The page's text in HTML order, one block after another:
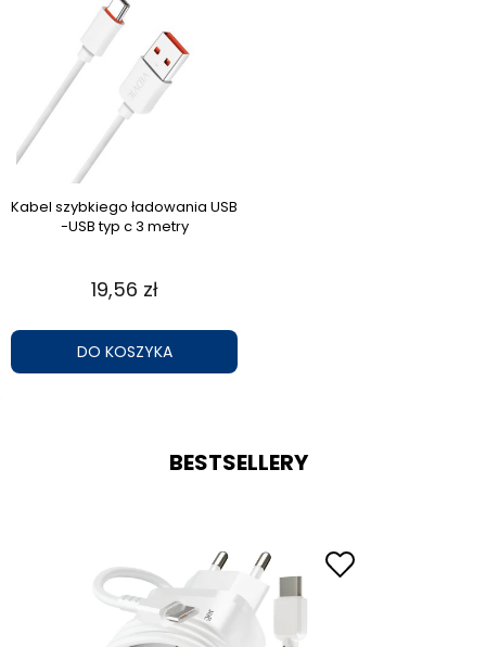
Kabel szybkiego ładowania USB
-USB typ c 3 metry
19,56 zł
DO KOSZYKA
BESTSELLERY